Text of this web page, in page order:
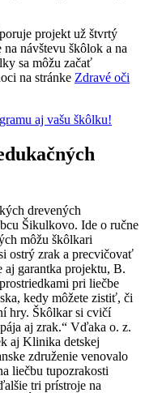
projekt už štvrtý
návštevu škôlok a na
sa môžu začať
na stránke Zdravé oči
aj vašu škôlku!
drevených
Šikulkovo. Ide o ručne
môžu škôlkari
ostrý zrak a precvičovať
garantka projektu, B.
pri liečbe
kedy môžete zistiť, či
hry. Škôlkar si cvičí
aj zrak.“ Vďaka o. z.
aj Klinika detskej
združenie venovalo
liečbu tupozrakosti
tri prístroje na